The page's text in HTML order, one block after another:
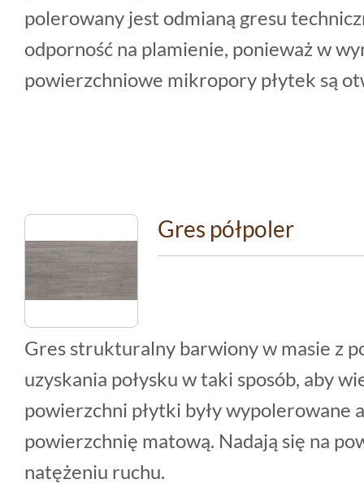
polerowany jest odmianą gresu
odporność na plamienie, ponieważ w
powierzchniowe mikropory płytek są
Gres półpoler
Gres strukturalny barwiony w masie z
uzyskania połysku w taki sposób, aby
powierzchni płytki były wypolerowane
powierzchnię matową. Nadają się na
natężeniu ruchu.